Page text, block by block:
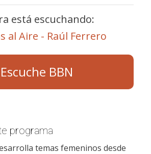
está escuchando:
al Aire - Raúl Ferrero
Escuche BBN
programa
temas femeninos desde